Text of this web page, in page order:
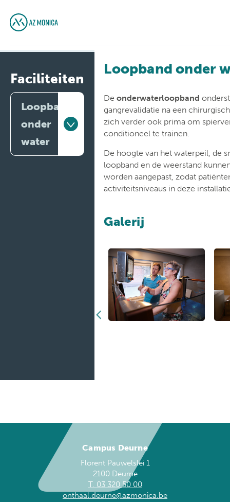
Faciliteiten
Loopband
onder
water
Loopband onder
Deonderwaterloopband
gangrevalidatie na een
zich verder ook prima om
conditioneel te trainen.
De hoogte van het waterpeil, de
loopband en de weerstand
worden aangepast, zodat
activiteitsniveaus in deze
Galerij
Campus Deurne
Florent Pauwelslei 1
2100 Deurne
T. 03 320 50 00
onthaal.deurne@azmonica.be